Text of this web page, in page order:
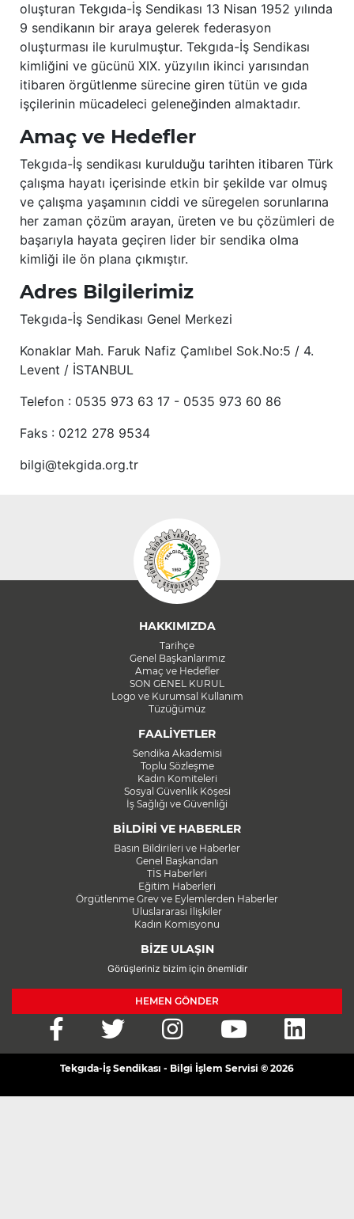
oluşturan Tekgıda-İş Sendikası 13 Nisan 1952 yılında
9 sendikanın bir araya gelerek federasyon
oluşturması ile kurulmuştur. Tekgıda-İş Sendikası
kimliğini ve gücünü XIX. yüzyılın ikinci yarısından
itibaren örgütlenme sürecine giren tütün ve gıda
işçilerinin mücadeleci geleneğinden almaktadır.
Amaç ve Hedefler
Tekgıda-İş sendikası kurulduğu tarihten itibaren Türk
çalışma hayatı içerisinde etkin bir şekilde var olmuş
ve çalışma yaşamının ciddi ve süregelen sorunlarına
her zaman çözüm arayan, üreten ve bu çözümleri de
başarıyla hayata geçiren lider bir sendika olma
kimliği ile ön plana çıkmıştır.
Adres Bilgilerimiz
Tekgıda-İş Sendikası Genel Merkezi
Konaklar Mah. Faruk Nafiz Çamlıbel Sok.No:5 / 4.
Levent / İSTANBUL
Telefon : 0535 973 63 17 - 0535 973 60 86
Faks : 0212 278 9534
bilgi@tekgida.org.tr
HAKKIMIZDA
Tarihçe
Genel Başkanlarımız
Amaç ve Hedefler
SON GENEL KURUL
Logo ve Kurumsal Kullanım
Tüzüğümüz
FAALİYETLER
Sendika Akademisi
Toplu Sözleşme
Kadın Komiteleri
Sosyal Güvenlik Köşesi
İş Sağlığı ve Güvenliği
BİLDİRİ VE HABERLER
Basın Bildirileri ve Haberler
Genel Başkandan
TİS Haberleri
Eğitim Haberleri
Örgütlenme Grev ve Eylemlerden Haberler
Uluslararası İlişkiler
Kadın Komisyonu
BİZE ULAŞIN
Görüşleriniz bizim için önemlidir
HEMEN GÖNDER
Tekgıda-İş Sendikası - Bilgi İşlem Servisi © 2026